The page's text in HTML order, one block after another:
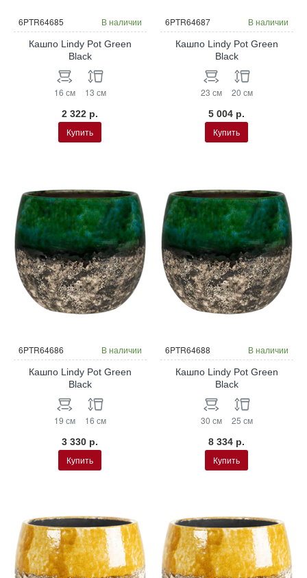
6PTR64685 В наличии
Кашпо Lindy Pot Green
Black
16 см 13 см
2 322 р.
Купить
6PTR64687 В наличии
Кашпо Lindy Pot Green
Black
23 см 20 см
5 004 р.
Купить
6PTR64686 В наличии
Кашпо Lindy Pot Green
Black
19 см 16 см
3 330 р.
Купить
6PTR64688 В наличии
Кашпо Lindy Pot Green
Black
30 см 25 см
8 334 р.
Купить